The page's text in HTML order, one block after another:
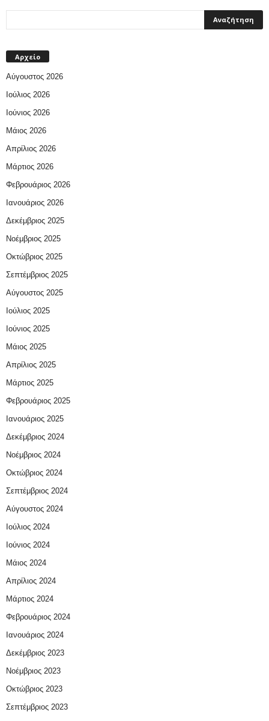
Αρχείο
Αύγουστος 2026
Ιούλιος 2026
Ιούνιος 2026
Μάιος 2026
Απρίλιος 2026
Μάρτιος 2026
Φεβρουάριος 2026
Ιανουάριος 2026
Δεκέμβριος 2025
Νοέμβριος 2025
Οκτώβριος 2025
Σεπτέμβριος 2025
Αύγουστος 2025
Ιούλιος 2025
Ιούνιος 2025
Μάιος 2025
Απρίλιος 2025
Μάρτιος 2025
Φεβρουάριος 2025
Ιανουάριος 2025
Δεκέμβριος 2024
Νοέμβριος 2024
Οκτώβριος 2024
Σεπτέμβριος 2024
Αύγουστος 2024
Ιούλιος 2024
Ιούνιος 2024
Μάιος 2024
Απρίλιος 2024
Μάρτιος 2024
Φεβρουάριος 2024
Ιανουάριος 2024
Δεκέμβριος 2023
Νοέμβριος 2023
Οκτώβριος 2023
Σεπτέμβριος 2023